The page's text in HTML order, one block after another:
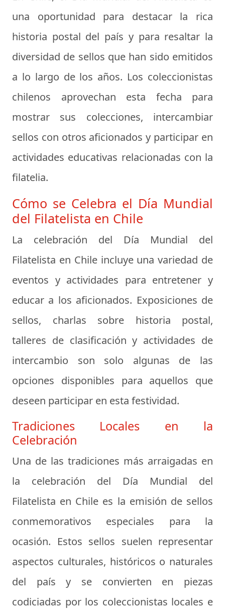
una oportunidad para destacar la rica
historia postal del país y para resaltar la
diversidad de sellos que han sido emitidos
a lo largo de los años. Los coleccionistas
chilenos aprovechan esta fecha para
mostrar sus colecciones, intercambiar
sellos con otros aficionados y participar en
actividades educativas relacionadas con la
filatelia.
Cómo se Celebra el Día Mundial
del Filatelista en Chile
La celebración del Día Mundial del
Filatelista en Chile incluye una variedad de
eventos y actividades para entretener y
educar a los aficionados. Exposiciones de
sellos, charlas sobre historia postal,
talleres de clasificación y actividades de
intercambio son solo algunas de las
opciones disponibles para aquellos que
deseen participar en esta festividad.
Tradiciones Locales en la
Celebración
Una de las tradiciones más arraigadas en
la celebración del Día Mundial del
Filatelista en Chile es la emisión de sellos
conmemorativos especiales para la
ocasión. Estos sellos suelen representar
aspectos culturales, históricos o naturales
del país y se convierten en piezas
codiciadas por los coleccionistas locales e